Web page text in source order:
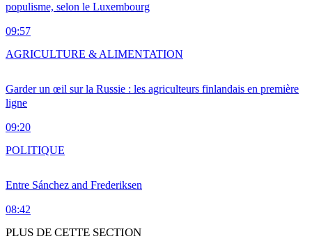
populisme, selon le Luxembourg
09:57
Garder un œil sur la Russie : les agriculteurs finlandais en première
ligne
09:20
AGRICULTURE & ALIMENTATION
Entre Sánchez and Frederiksen
08:42
POLITIQUE
PLUS DE CETTE SECTION